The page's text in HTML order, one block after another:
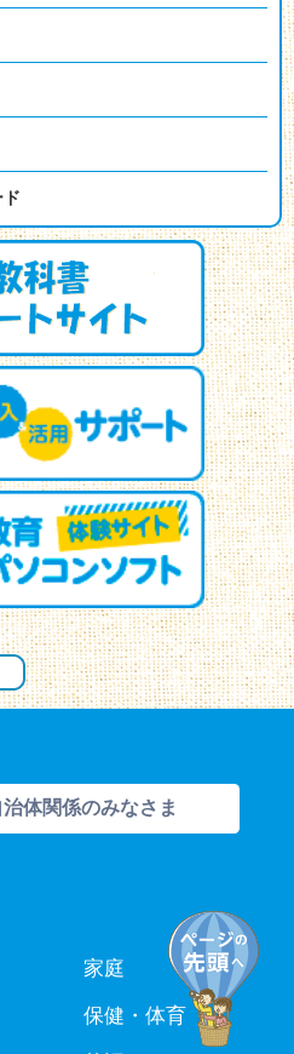
体関係のみなさま
家庭
保健・体育